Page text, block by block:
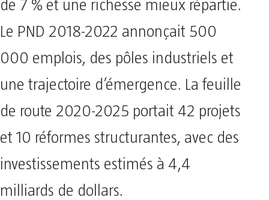
de 7 % et une richesse mieux répartie.
Le PND 2018-2022 annonçait 500
000 emplois, des pôles industriels et
une trajectoire d’émergence. La feuille
de route 2020-2025 portait 42 projets
et 10 réformes structurantes, avec des
investissements estimés à 4,4
milliards de dollars.